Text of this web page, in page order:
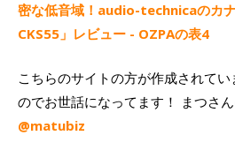
密な低音域！audio-technicaのカ
CKS55」レビュー - OZPAの表4
こちらのサイトの方が作成されて
のでお世話になってます！ まつさん
@matubiz